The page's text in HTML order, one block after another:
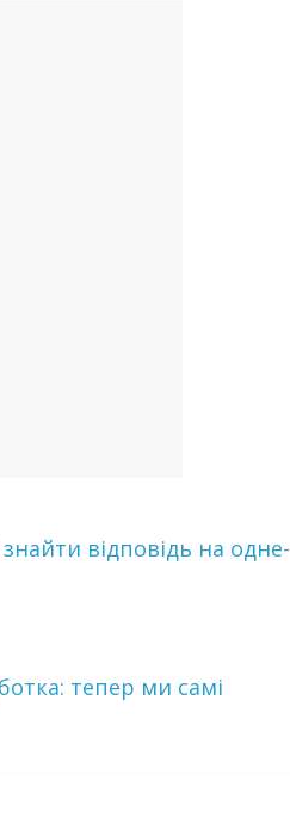
відповідь на одне-
тепер ми самі